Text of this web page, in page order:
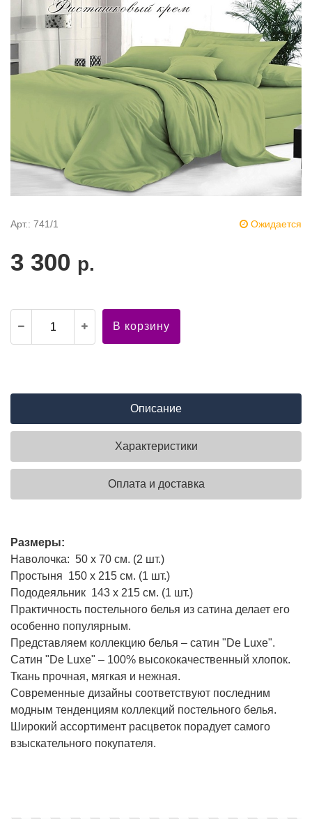
Арт.: 741/1 Ожидается
3 300 р.
В корзину
Описание
Характеристики
Оплата и доставка
Размеры:
Наволочка: 50 х 70 см. (2 шт.)
Простыня 150 х 215 см. (1 шт.)
Пододеяльник 143 х 215 см. (1 шт.)
Практичность постельного белья из сатина делает его
особенно популярным.
Представляем коллекцию белья – сатин "De Luxe".
Сатин "De Luxe" – 100% высококачественный хлопок.
Ткань прочная, мягкая и нежная.
Современные дизайны соответствуют последним
модным тенденциям коллекций постельного белья.
Широкий ассортимент расцветок порадует самого
взыскательного покупателя.